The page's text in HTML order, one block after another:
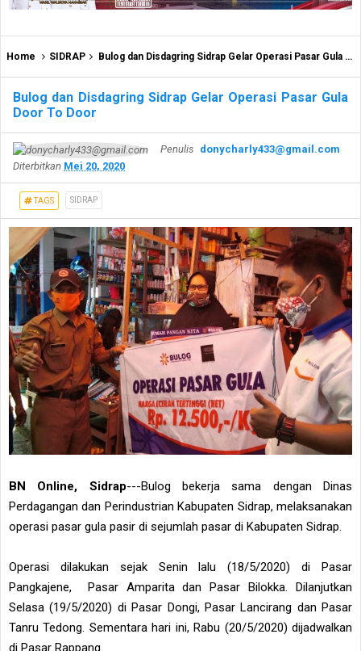
Home SIDRAP Bulog dan Disdagring Sidrap Gelar Operasi Pasar Gula Door To Door
Bulog dan Disdagring Sidrap Gelar Operasi Pasar Gula
Door To Door
Penulis donycharly433@gmail.com
Diterbitkan Mei 20, 2020
TAGS SIDRAP
BN Online, Sidrap---Bulog bekerja sama dengan Dinas
Perdagangan dan Perindustrian Kabupaten Sidrap, melaksanakan
operasi pasar gula pasir di sejumlah pasar di Kabupaten Sidrap.
Operasi dilakukan sejak Senin lalu (18/5/2020) di Pasar
Pangkajene, Pasar Amparita dan Pasar Bilokka. Dilanjutkan
Selasa (19/5/2020) di Pasar Dongi, Pasar Lancirang dan Pasar
Tanru Tedong. Sementara hari ini, Rabu (20/5/2020) dijadwalkan
di Pasar Rappang.